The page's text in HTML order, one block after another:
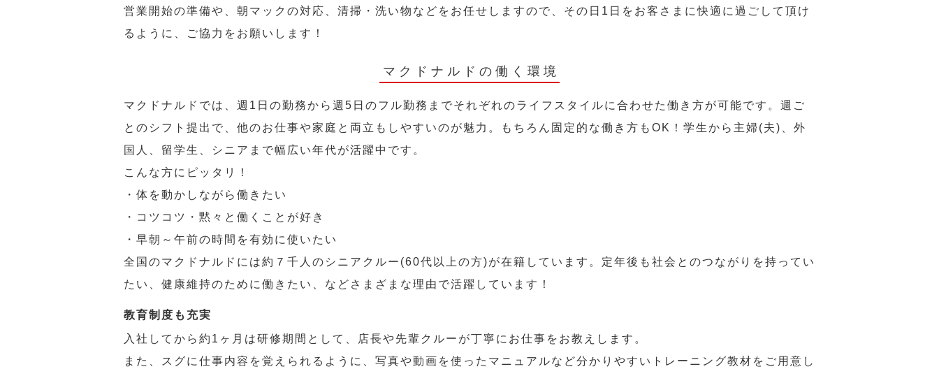
営業開始の準備や、朝マックの対応、清掃・洗い物などをお任せしますので、その日1日をお客さまに快適に過ごして頂け
るように、ご協力をお願いします！
マクドナルドの働く環境
マクドナルドでは、週1日の勤務から週5日のフル勤務までそれぞれのライフスタイルに合わせた働き方が可能です。週ご
とのシフト提出で、他のお仕事や家庭と両立もしやすいのが魅力。もちろん固定的な働き方もOK！学生から主婦(夫)、外
国人、留学生、シニアまで幅広い年代が活躍中です。
こんな方にピッタリ！
・体を動かしながら働きたい
・コツコツ・黙々と働くことが好き
・早朝～午前の時間を有効に使いたい
全国のマクドナルドには約７千人のシニアクルー(60代以上の方)が在籍しています。定年後も社会とのつながりを持ってい
たい、健康維持のために働きたい、などさまざまな理由で活躍しています！
教育制度も充実
入社してから約1ヶ月は研修期間として、店長や先輩クルーが丁寧にお仕事をお教えします。
また、スグに仕事内容を覚えられるように、写真や動画を使ったマニュアルなど分かりやすいトレーニング教材をご用意し